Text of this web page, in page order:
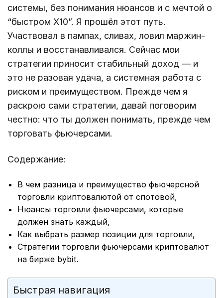
системы, без понимания нюансов и с мечтой о
“быстром X10”. Я прошёл этот путь.
Участвовал в пампах, сливах, ловил маржин-
коллы и восстанавливался. Сейчас мои
стратегии приносит стабильный доход — и
это не разовая удача, а системная работа с
риском и преимуществом. Прежде чем я
раскрою сами стратегии, давай поговорим
честно: что ты должен понимать, прежде чем
торговать фьючерсами.
Содержание:
В чем разница и преимущество фьючерсной
торговли криптовалютой от спотовой,
Нюансы торговли фьючерсами, которые
должен знать каждый,
Как выбрать размер позиции для торговли,
Стратегии торговли фьючерсами криптовалют
на бирже bybit.
Быстрая навигация